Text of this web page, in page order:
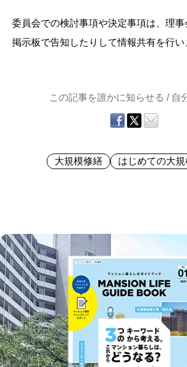
委員会での検討事項や決定事項は、理事
掲示板で告知したりして情報共有を行い
この記事を誰かに知らせる / 自
大規模修繕 はじめての大